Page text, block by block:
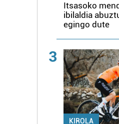
Itsasoko
ibilaldia
egingo dute
3
KIROLA